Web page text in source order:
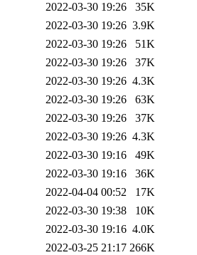
2022-03-30 19:26
35K
2022-03-30 19:26 3.9K
2022-03-30 19:26
51K
2022-03-30 19:26
37K
2022-03-30 19:26 4.3K
2022-03-30 19:26
63K
2022-03-30 19:26
37K
2022-03-30 19:26 4.3K
2022-03-30 19:16
49K
2022-03-30 19:16
36K
2022-04-04 00:52
17K
2022-03-30 19:38
10K
2022-03-30 19:16 4.0K
2022-03-25 21:17 266K